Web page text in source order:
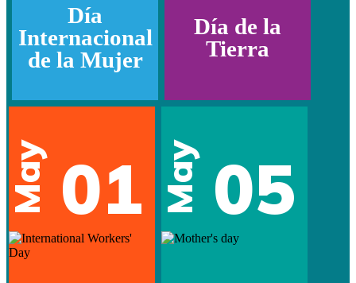
Día
Internacional
de la Mujer
Día de la
Tierra
May 01 May 05